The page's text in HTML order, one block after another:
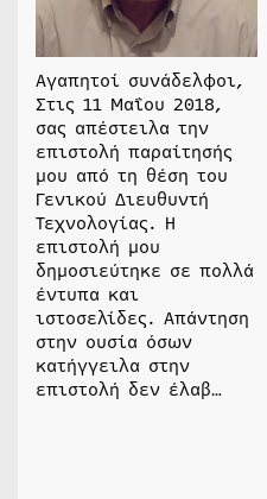
Αγαπητοί συνάδελφοι,
Στις 11 Μαΐου 2018,
σας απέστειλα την
επιστολή παραίτησής
μου από τη θέση του
Γενικού Διευθυντή
Τεχνολογίας. Η
επιστολή μου
δημοσιεύτηκε σε πολλά
έντυπα και
ιστοσελίδες. Απάντηση
στην ουσία όσων
κατήγγειλα στην
επιστολή δεν έλαβ…